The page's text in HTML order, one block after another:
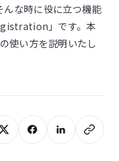
な時に役に立つ機能
」です。本
使い方を説明いたし